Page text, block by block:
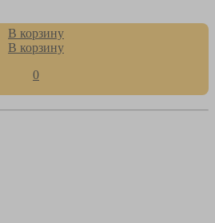
В корзину
В корзину
0